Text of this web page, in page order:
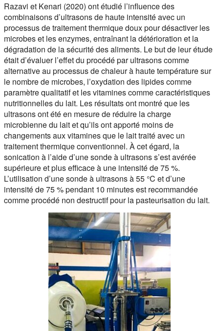
Razavi et Kenari (2020) ont étudié l’influence des
combinaisons d’ultrasons de haute intensité avec un
processus de traitement thermique doux pour désactiver les
microbes et les enzymes, entraînant la détérioration et la
dégradation de la sécurité des aliments. Le but de leur étude
était d’évaluer l’effet du procédé par ultrasons comme
alternative au processus de chaleur à haute température sur
le nombre de microbes, l’oxydation des lipides comme
paramètre qualitatif et les vitamines comme caractéristiques
nutritionnelles du lait. Les résultats ont montré que les
ultrasons ont été en mesure de réduire la charge
microbienne du lait et qu’ils ont apporté moins de
changements aux vitamines que le lait traité avec un
traitement thermique conventionnel. À cet égard, la
sonication à l’aide d’une sonde à ultrasons s’est avérée
supérieure et plus efficace à une intensité de 75 %.
L’utilisation d’une sonde à ultrasons à 55 °C et d’une
intensité de 75 % pendant 10 minutes est recommandée
comme procédé non destructif pour la pasteurisation du lait.